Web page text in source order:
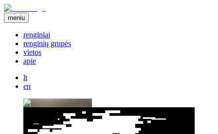
meniu
renginiai
renginių grupės
vietos
apie
lt
en